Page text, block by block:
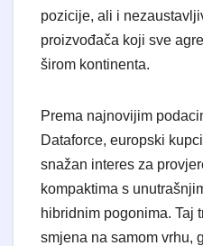
pozicije, ali i
proizvođača koji sve
širom kontinenta.
​Prema najnovijim
Dataforce, europski
snažan interes za
kompaktima s
hibridnim pogonima. Taj
smjena na samom vrhu,